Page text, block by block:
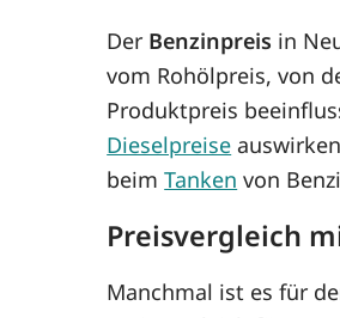
Der Benzinpreis in
vom Rohölpreis, von
Produktpreis
Dieselpreise
beimTanken von
Preisvergleich
Manchmal ist es für